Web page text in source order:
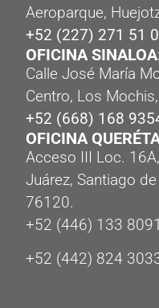
Aeroparque,
+52 (227) 271 51
OFICINA
Calle José María
Centro, Los
+52 (668) 168
OFICINA
Acceso III Loc.
Juárez, Santiago
76120.
‭+52 (446) 133 8091‬
+52 (442) 824